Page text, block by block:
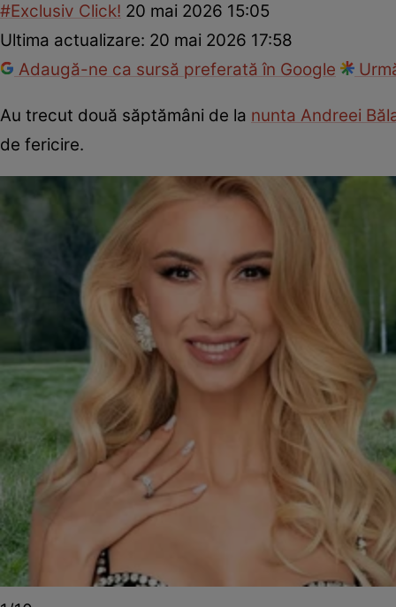
#Exclusiv Click! 20 mai 2026 15:05
Ultima actualizare: 20 mai 2026 17:58
Adaugă-ne ca sursă preferată în Google
Au trecut două săptămâni de la nunta Andreei
de fericire.